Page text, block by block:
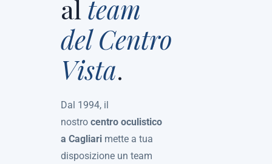
al team
del Centro
Vista.
Dal 1994, il
nostro centro oculistico
a Cagliari mette a tua
disposizione un team